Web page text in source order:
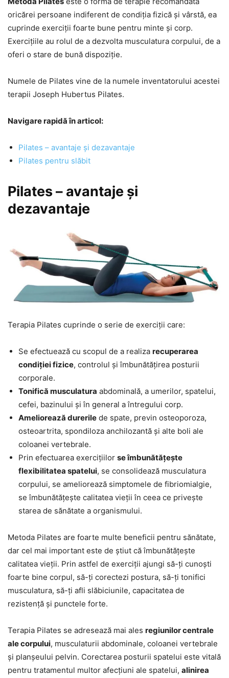
oricărei persoane indiferent de condiția fizică și vârstă, ea
cuprinde exerciții foarte bune pentru minte și corp.
Exercițiile au rolul de a dezvolta musculatura corpului, de a
oferi o stare de bună dispoziție.
Numele de Pilates vine de la numele inventatorului acestei
terapii Joseph Hubertus Pilates.
Navigare rapidă în articol:
Pilates – avantaje și dezavantaje
Pilates pentru slăbit
Pilates – avantaje și
dezavantaje
Terapia Pilates cuprinde o serie de exerciții care:
Se efectuează cu scopul de a realiza recuperarea
condiției fizice, controlul și îmbunătățirea posturii
corporale.
Tonifică musculatura abdominală, a umerilor, spatelui,
cefei, bazinului și în general a întregului corp.
Ameliorează durerile de spate, previn osteoporoza,
osteoartrita, spondiloza anchilozantă și alte boli ale
coloanei vertebrale.
Prin efectuarea exercițiilor se îmbunătățește
flexibilitatea spatelui, se consolidează musculatura
corpului, se ameliorează simptomele de fibriomialgie,
se îmbunătățește calitatea vieții în ceea ce privește
starea de sănătate a organismului.
Metoda Pilates are foarte multe beneficii pentru sănătate,
dar cel mai important este de știut că îmbunătățește
calitatea vieții. Prin astfel de exerciții ajungi să-ți cunoști
foarte bine corpul, să-ți corectezi postura, să-ți tonifici
musculatura, să-ți afli slăbiciunile, capacitatea de
rezistență și punctele forte.
Terapia Pilates se adresează mai ales regiunilor centrale
ale corpului, musculaturii abdominale, coloanei vertebrale
și planșeului pelvin. Corectarea posturii spatelui este vitală
pentru tratamentul multor afecțiuni ale spatelui, alinirea